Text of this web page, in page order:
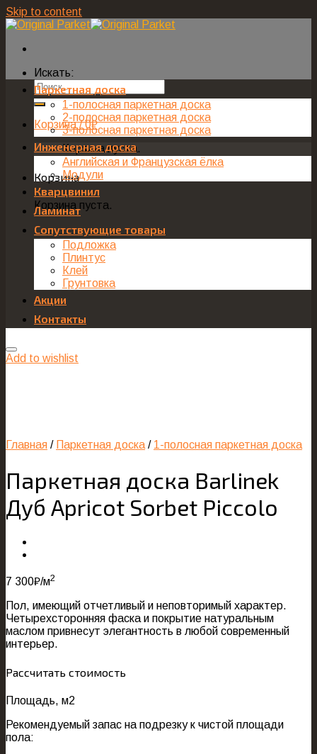
Skip to content
Искать:
Корзина /0₽
Корзина пуста.
Корзина
Корзина пуста.
Паркетная доска
1-полосная паркетная доска
2-полосная паркетная доска
3-полосная паркетная доска
Инженерная доска
Английская и Французская ёлка
Модули
Кварцвинил
Ламинат
Сопутствующие товары
Подложка
Плинтус
Клей
Грунтовка
Акции
Контакты
Add to wishlist
Главная / Паркетная доска / 1-полосная паркетная доска
Паркетная доска Barlinek
Дуб Apricot Sorbet Piccolo
7 300₽/м2
Пол, имеющий отчетливый и неповторимый характер.
Четырехсторонняя фаска и покрытие натуральным
маслом привнесут элегантность в любой современный
интерьер.
Рассчитать стоимость
Площадь, м2
Рекомендуемый запас на подрезку к чистой площади
пола: